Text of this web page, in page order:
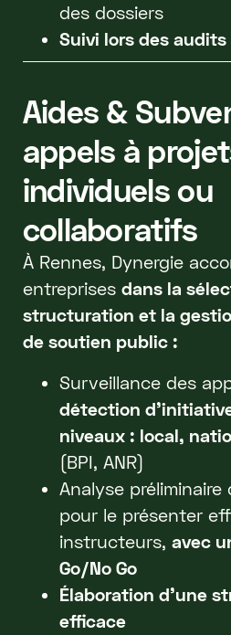
des dossiers
Suivi lors des
Aides &
appels à
individuels ou
collaboratifs
À Rennes, Dynergie
entreprises dans la
structuration et la
de soutien public :
Surveillance des
détection
niveaux : local,
(BPI, ANR)
Analyse
pour le présenter
instructeurs, avec
Go/No Go
Élaboration d'une
efficace